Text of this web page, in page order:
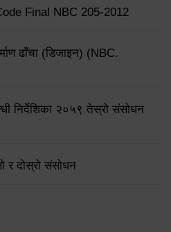
Final NBC 205-2012
ढाँचा (डिजाइन) (NBC.
निर्देशिका २०५९ तेस्रो संसोधन
र दोस्रो संसोधन